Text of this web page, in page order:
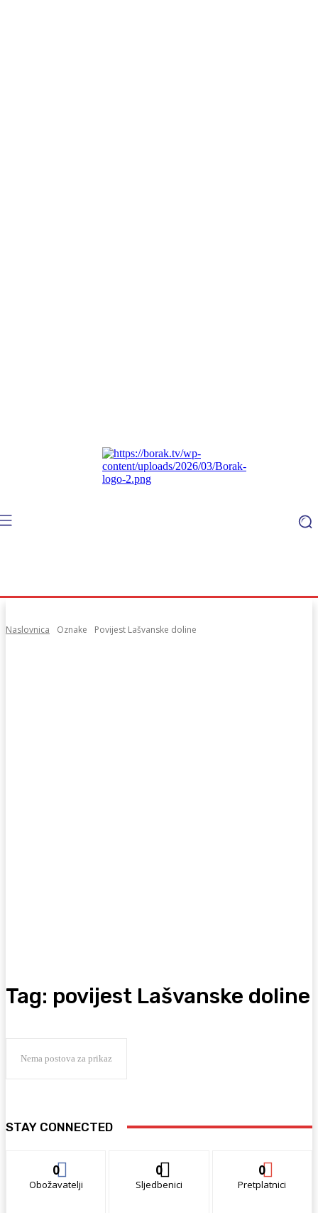
Naslovnica Oznake Povijest Lašvanske doline
Tag: povijest Lašvanske doline
Nema postova za prikaz
STAY CONNECTED
0
Obožavatelji
0
Sljedbenici
0
Pretplatnici